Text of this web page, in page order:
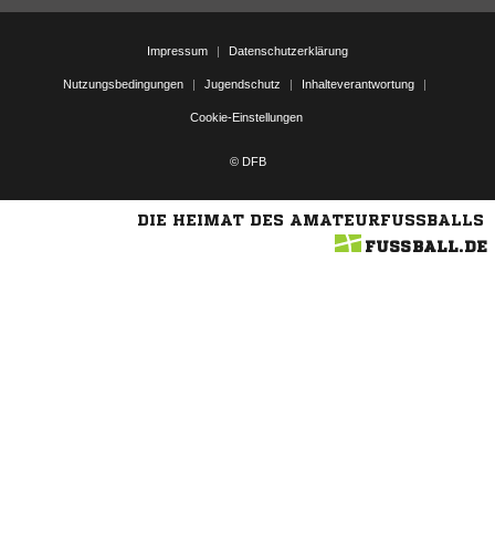
Impressum | Datenschutzerklärung
Nutzungsbedingungen | Jugendschutz | Inhalteverantwortung |
Cookie-Einstellungen
© DFB
DIE HEIMAT DES AMATEURFUSSBALLS
FUSSBALL.DE